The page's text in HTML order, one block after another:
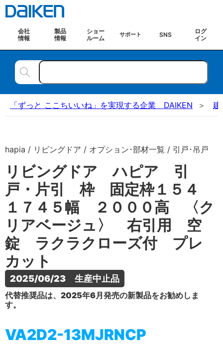
会社
情報
製品
情報
ショー
ルーム
サポート SNS
ログ
イン
「ずっと ここちいいね」を実現する企業 DAIKEN 建
hapia / リビングドア / オプション･部材一覧 / 引戸･吊戸
リビングドア ハピア 引
戸・片引 枠 固定枠１５４
１７４５幅 ２０００高 〈ク
リアベージュ〉 右引用 空
錠 ラクラクローズ付 プレ
カット
2025/06/23　生産中止品
代替推奨品は、2025年6月発売の新製品をお勧めしま
す。
VA2D2-13MJRNCP